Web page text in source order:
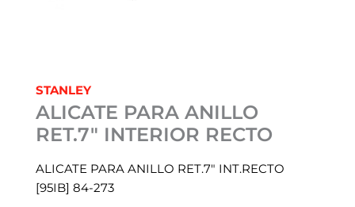
STANLEY
ALICATE PARA ANILLO
RET.7″ INTERIOR RECTO
ALICATE PARA ANILLO RET.7″ INT.RECTO
[95IB] 84-273